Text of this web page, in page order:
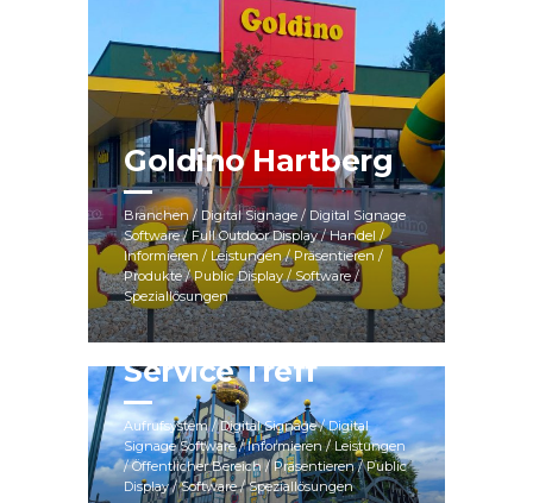
Goldino Hartberg
Branchen / Digital Signage / Digital Signage
Software / Full Outdoor Display / Handel /
Informieren / Leistungen / Präsentieren /
Produkte / Public Display / Software /
Speziallösungen
Wien Energie
Service Treff
Aufrufsystem / Digital Signage / Digital
Signage Software / Informieren / Leistungen
/ Öffentlicher Bereich / Präsentieren / Public
Display / Software / Speziallösungen